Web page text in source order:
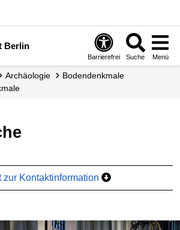
Berlin
Barrierefrei Suche Menü
Archäologie
Bodendenkmale
zur Kontaktinformation